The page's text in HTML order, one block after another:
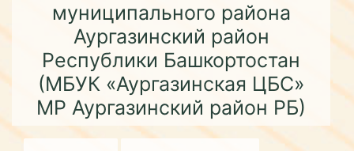
муниципального района
Аургазинский район
Республики Башкортостан
(МБУК «Аургазинская ЦБС»
МР Аургазинский район РБ)